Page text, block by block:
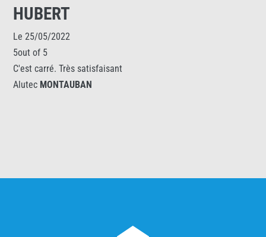
HUBERT
Le 25/05/2022
5out of 5
C'est carré. Très satisfaisant
AlutecMONTAUBAN